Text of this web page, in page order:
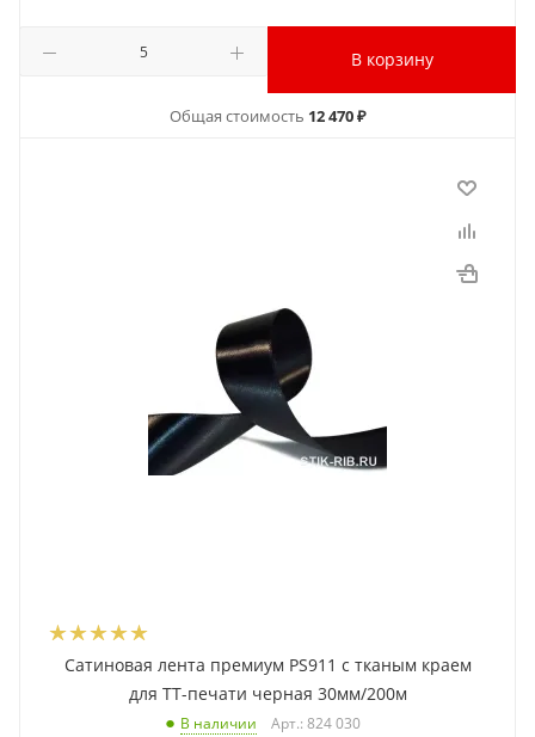
В корзину
Общая стоимость 12 470 ₽
Сатиновая лента премиум PS911 с тканым краем
для ТТ-печати черная 30мм/200м
В наличии Арт.: 824 030